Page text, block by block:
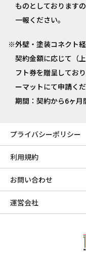
ものとしております
一報ください。
外壁・塗装コネクト
契約金額に応じて（
フト券を贈呈してお
ーマットにて申請く
期間：契約から6ヶ月
プライバシーポリシー
利用規約
お問い合わせ
運営会社